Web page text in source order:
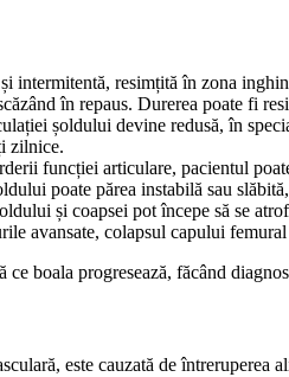
intermitentă, resimțită în zona
în repaus. Durerea poate fi
șoldului devine redusă, în
zilnice.
funcției articulare, pacientul
poate părea instabilă sau
și coapsei pot începe să se
avansate, colapsul capului
ce boala progresează, făcând
este cauzată de